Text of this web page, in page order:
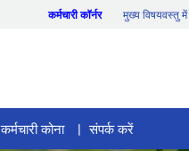
कर्मचारी कॉर्नर मुख्य विषयवस्तु में
कर्मचारी कोना संपर्क करें